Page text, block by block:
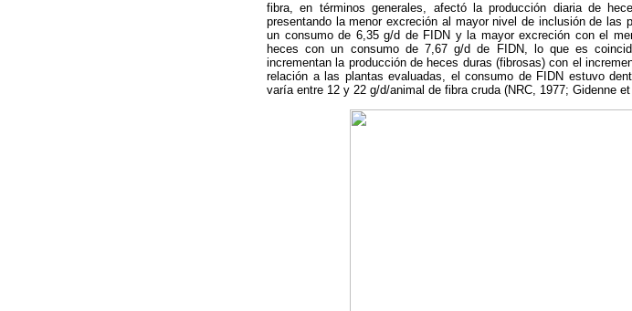
fibra, en términos generales, afectó la producción diaria de
presentando la menor excreción al mayor nivel de inclusión de
un consumo de 6,35 g/d de FIDN y la mayor excreción con el
heces con un consumo de 7,67 g/d de FIDN, lo que es
incrementan la producción de heces duras (fibrosas) con el
relación a las plantas evaluadas, el consumo de FIDN estuvo
varía entre 12 y 22 g/d/animal de fibra cruda (NRC, 1977; Gidenne